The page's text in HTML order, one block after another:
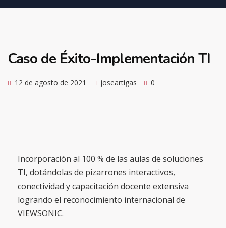
Caso de Éxito-Implementación TI
12 de agosto de 2021 joseartigas 0
Incorporación al 100 % de las aulas de soluciones
TI, dotándolas de pizarrones interactivos,
conectividad y capacitación docente extensiva
logrando el reconocimiento internacional de
VIEWSONIC.